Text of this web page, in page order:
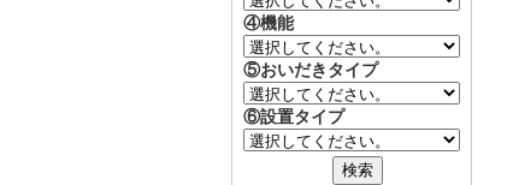
④機能
⑤おいだきタイプ
⑥設置タイプ